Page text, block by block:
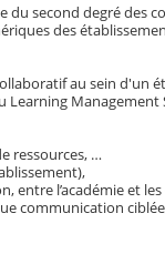
second degré des
des
au sein
ressources, …
entre l’académie et
communication